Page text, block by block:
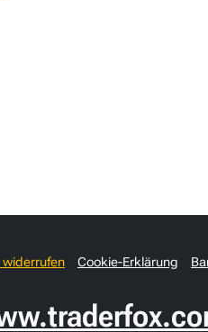
Cookie-Erklärung